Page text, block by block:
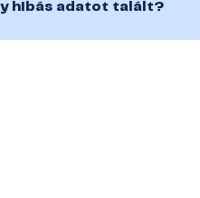
hibás adatot talált?